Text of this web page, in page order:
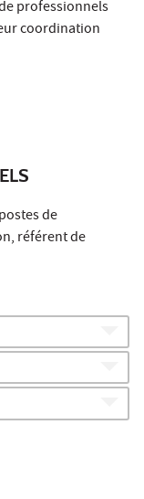
professionnels
coordination
de
référent de